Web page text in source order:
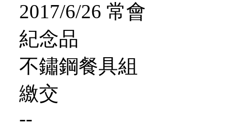
2017/6/26 常會
紀念品
不鏽鋼餐具組
繳交
--